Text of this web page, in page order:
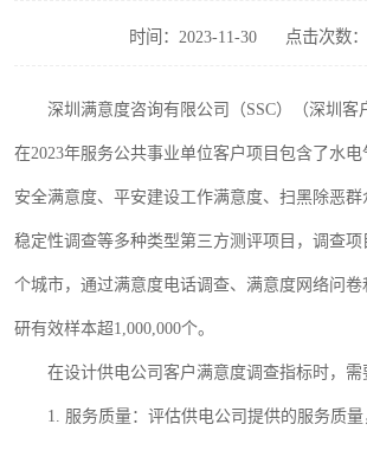
时间：2023-11-30 点击次数
深圳满意度咨询有限公司（SSC） （深圳客
在2023年服务公共事业单位客户项目包含了水
安全满意度、平安建设工作满意度、扫黑除恶
稳定性调查等多种类型第三方测评项目，调查项
个城市，通过满意度电话调查、 满意度网络问
研有效样本超1,000,000个。
在设计供电公司客户满意度调查指标时，需
1. 服务质量：评估供电公司提供的服务质
营商环境满意度 员工满意